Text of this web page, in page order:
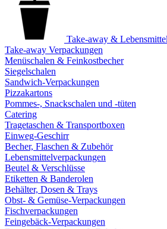
Take-away &
Take-away Verpackungen
Menüschalen & Feinkostbecher
Siegelschalen
Sandwich-Verpackungen
Pizzakartons
Pommes-, Snackschalen und -tüten
Catering
Tragetaschen & Transportboxen
Einweg-Geschirr
Becher, Flaschen & Zubehör
Lebensmittelverpackungen
Beutel & Verschlüsse
Etiketten & Banderolen
Behälter, Dosen & Trays
Obst- & Gemüse-Verpackungen
Fischverpackungen
Feingebäck-Verpackungen